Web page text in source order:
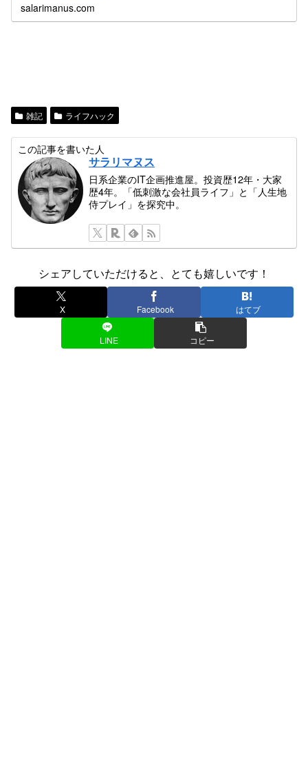
salarimanus.com
雑記 ライフハック
この記事を書いた人
サラリマヌス
日系企業のIT企画推進屋。投資歴12年・大家
歴4年。「低刺激な会社員ライフ」と「人生地
侍プレイ」を探究中。
シェアしていただけると、とても嬉しいです！
X Facebook はてブ
LINE コピー